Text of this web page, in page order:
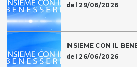
del 29/06/2026
INSIEME CON IL
del 26/06/2026